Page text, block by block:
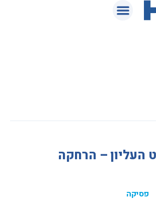
העליון – הרחקה
פסיקה